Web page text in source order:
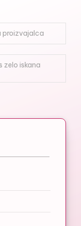
proizvajalca
zelo iskana